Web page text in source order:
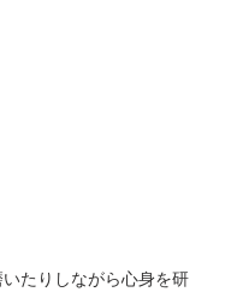
たりしながら心身を研